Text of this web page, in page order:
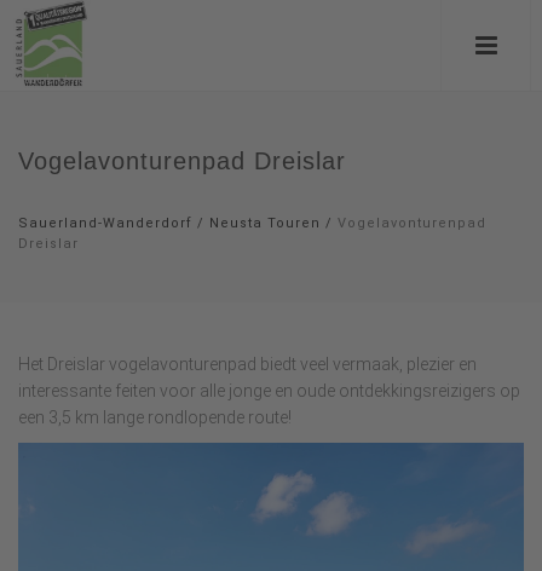
Vogelavonturenpad Dreislar
Sauerland-Wanderdorf / Neusta Touren / Vogelavonturenpad
Dreislar
Het Dreislar vogelavonturenpad biedt veel vermaak, plezier en
interessante feiten voor alle jonge en oude ontdekkingsreizigers op
een 3,5 km lange rondlopende route!